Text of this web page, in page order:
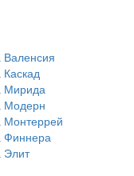
Мирида
Модерн
Монтеррей
Финнера
Элит